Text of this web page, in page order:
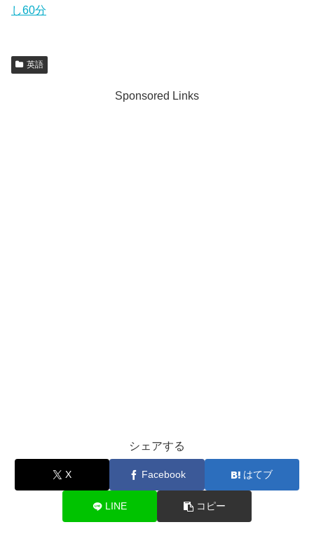
し60分
英語
Sponsored Links
シェアする
X Facebook はてブ
LINE コピー